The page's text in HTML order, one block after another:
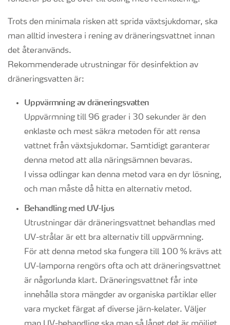
Trots den minimala risken att sprida växtsjukdomar, ska
man alltid investera i rening av dräneringsvattnet innan
det återanvänds.
Rekommenderade utrustningar för desinfektion av
dräneringsvatten är:
Uppvärmning av dräneringsvatten
Uppvärmning till 96 grader i 30 sekunder är den
enklaste och mest säkra metoden för att rensa
vattnet från växtsjukdomar. Samtidigt garanterar
denna metod att alla näringsämnen bevaras.
I vissa odlingar kan denna metod vara en dyr lösning,
och man måste då hitta en alternativ metod.
Behandling med UV-ljus
Utrustningar där dräneringsvattnet behandlas med
UV-strålar är ett bra alternativ till uppvärmning.
För att denna metod ska fungera till 100 % krävs att
UV-lamporna rengörs ofta och att dräneringsvattnet
är någorlunda klart. Dräneringsvattnet får inte
innehålla stora mängder av organiska partiklar eller
vara mycket färgat af diverse järn-kelater. Väljer